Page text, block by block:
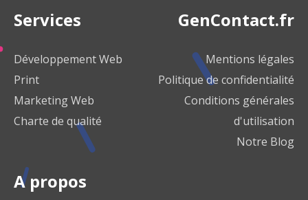
Services
Développement Web
Print
Marketing Web
Charte de qualité
A propos
GenContact.fr
Mentions légales
Politique de confidentialité
Conditions générales
d'utilisation
Notre Blog